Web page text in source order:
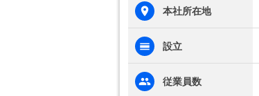
本社所在地
設立
従業員数